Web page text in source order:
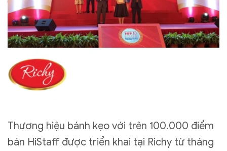
Thương hiệu bánh kẹo với trên 100.000 điểm
bán HiStaff được triển khai tại Richy từ tháng